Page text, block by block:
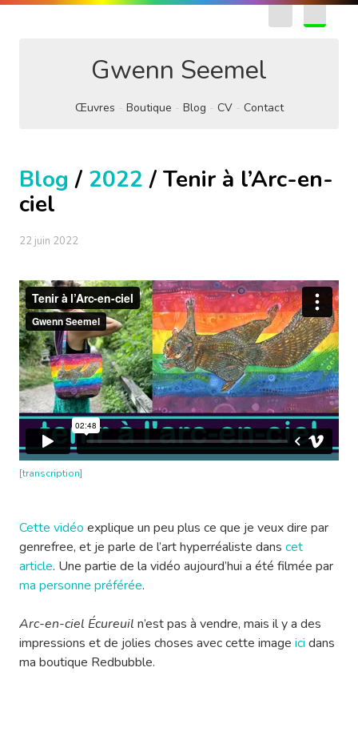
Gwenn Seemel
Œuvres Boutique Blog CV Contact
Blog / 2022 / Tenir à l’Arc-en-
ciel
22 juin 2022
[transcription]
Cette vidéo explique un peu plus ce que je veux dire par
genrefree, et je parle de l’art hyperréaliste dans cet
article. Une partie de la vidéo aujourd’hui a été filmée par
ma personne préférée.
Arc-en-ciel Écureuil n’est pas à vendre, mais il y a des
impressions et de jolies choses avec cette image ici dans
ma boutique Redbubble.